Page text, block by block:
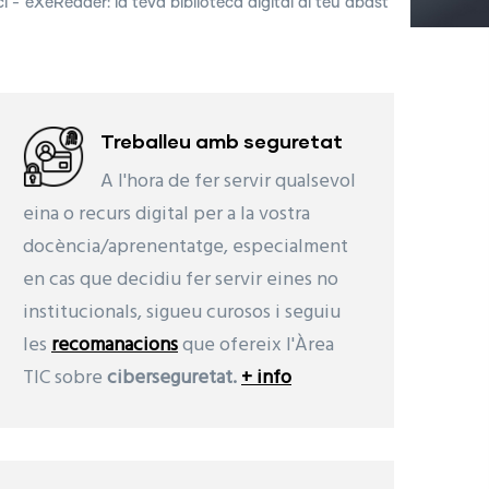
- eXeReader: la teva biblioteca digital al teu abast
Treballeu amb seguretat
A l'hora de fer servir qualsevol
eina o recurs digital per a la vostra
docència/aprenentatge, especialment
en cas que decidiu fer servir eines no
institucionals, sigueu curosos i seguiu
lesrecomanacionsque ofereix l'Àrea
TIC sobreciberseguretat.+ info